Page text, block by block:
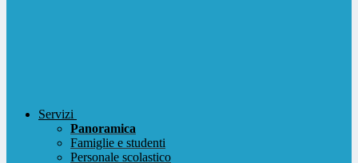
Servizi
Panoramica
Famiglie e studenti
Personale scolastico